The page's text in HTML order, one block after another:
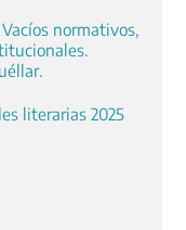
normativos,
literarias 2025